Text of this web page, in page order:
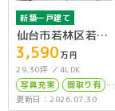
新築一戸建て
仙台市若林区若林
3丁目A棟
3,590 万円
29.30坪
4LDK
写真充実
間取り有
南面バルコニー
更新日：2026.07.30